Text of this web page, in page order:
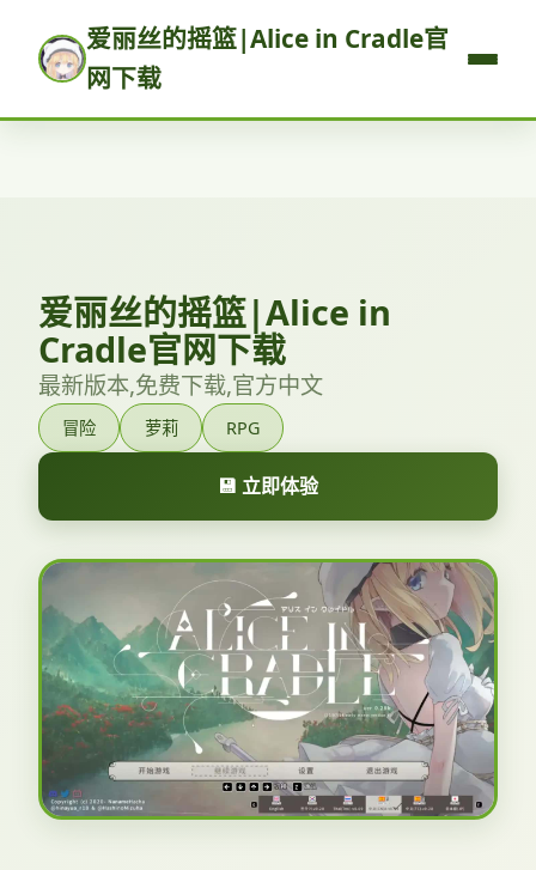
爱丽丝的摇篮|Alice in Cradle官
网下载
爱丽丝的摇篮|Alice in
Cradle官网下载
最新版本,免费下载,官方中文
冒险 萝莉 RPG
💾 立即体验